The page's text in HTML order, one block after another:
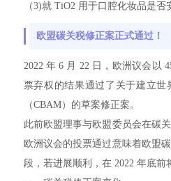
（3)就 TiO2 用于口腔化妆品是否
欧盟碳关税修正案正式通过！
2022 年 6 月 22 日，欧洲议会以
票弃权的结果通过了关于建立世
（CBAM）的草案修正案。
此前欧盟理事与欧盟委员会在碳
欧洲议会的投票通过意味着欧盟
段，若进展顺利，在 2022 年底前